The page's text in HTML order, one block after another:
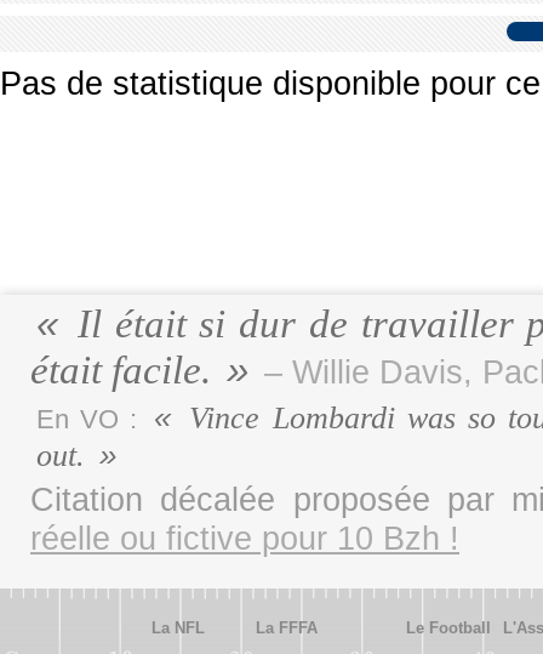
Pas de statistique disponible pour
Il était si dur de travailler
était facile.
– Willie Davis,
En VO :
Vince Lombardi was so
out.
Citation décalée proposée par
réelle ou fictive pour 10 Bzh !
La NFL
La FFFA
Le Football